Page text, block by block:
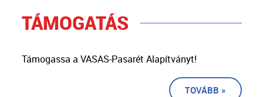
TÁMOGATÁS
Támogassa a VASAS-Pasarét Alapítványt!
TOVÁBB »